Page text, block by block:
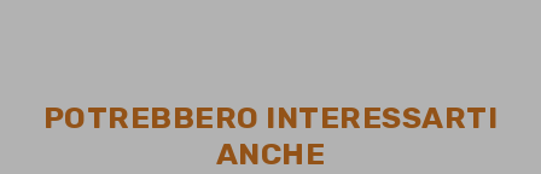
POTREBBERO INTERESSARTI
ANCHE